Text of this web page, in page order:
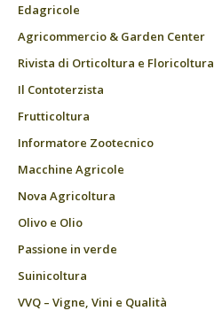
Edagricole
Agricommercio & Garden Center
Rivista di Orticoltura e Floricoltura
Il Contoterzista
Frutticoltura
Informatore Zootecnico
Macchine Agricole
Nova Agricoltura
Olivo e Olio
Passione in verde
Suinicoltura
VVQ – Vigne, Vini e Qualità